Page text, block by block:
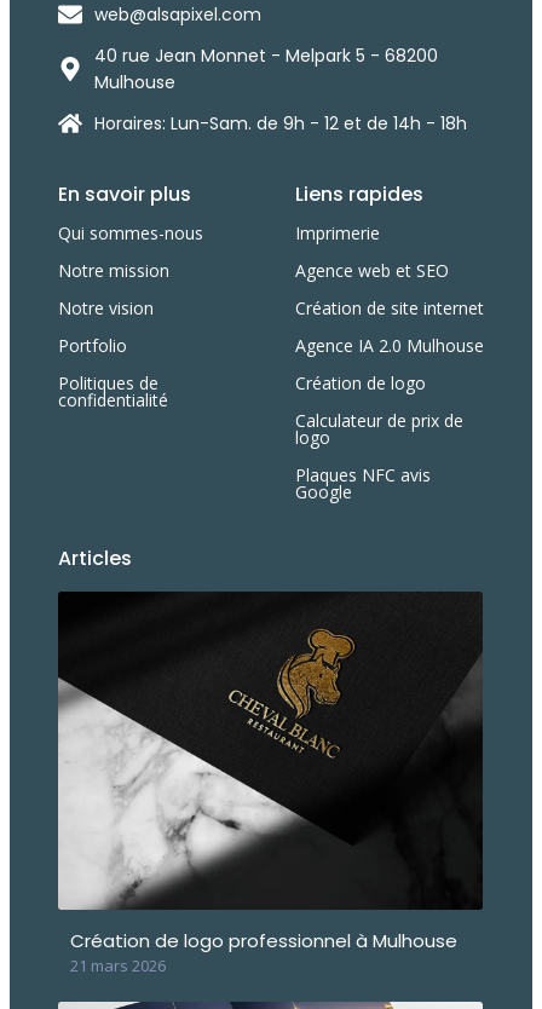
web@alsapixel.com
40 rue Jean Monnet - Melpark 5 - 68200
Mulhouse
Horaires: Lun-Sam. de 9h - 12 et de 14h - 18h
En savoir plus
Qui sommes-nous
Notre mission
Notre vision
Portfolio
Politiques de
confidentialité
Liens rapides
Imprimerie
Agence web et SEO
Création de site internet
Agence IA 2.0 Mulhouse
Création de logo
Calculateur de prix de
logo
Plaques NFC avis
Google
Articles
Création de logo professionnel à Mulhouse
21 mars 2026